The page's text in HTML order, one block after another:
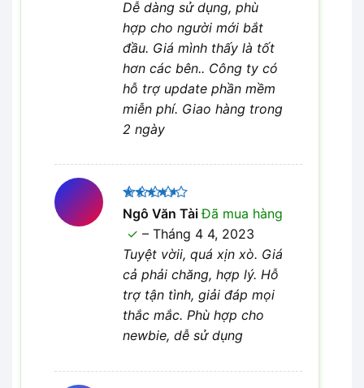
Dễ dàng sử dụng, phù
hợp cho người mới bắt
đầu. Giá mình thấy là tốt
hơn các bên.. Công ty có
hỗ trợ update phần mềm
miễn phí. Giao hàng trong
2 ngày
Được
xếp hạng
45 sao
Ngô Văn TàiĐã mua hàng
– Tháng 4 4, 2023
Tuyệt vờii, quá xịn xò. Giá
cả phải chăng, hợp lý. Hỗ
trợ tận tình, giải đáp mọi
thắc mắc. Phù hợp cho
newbie, dễ sử dụng